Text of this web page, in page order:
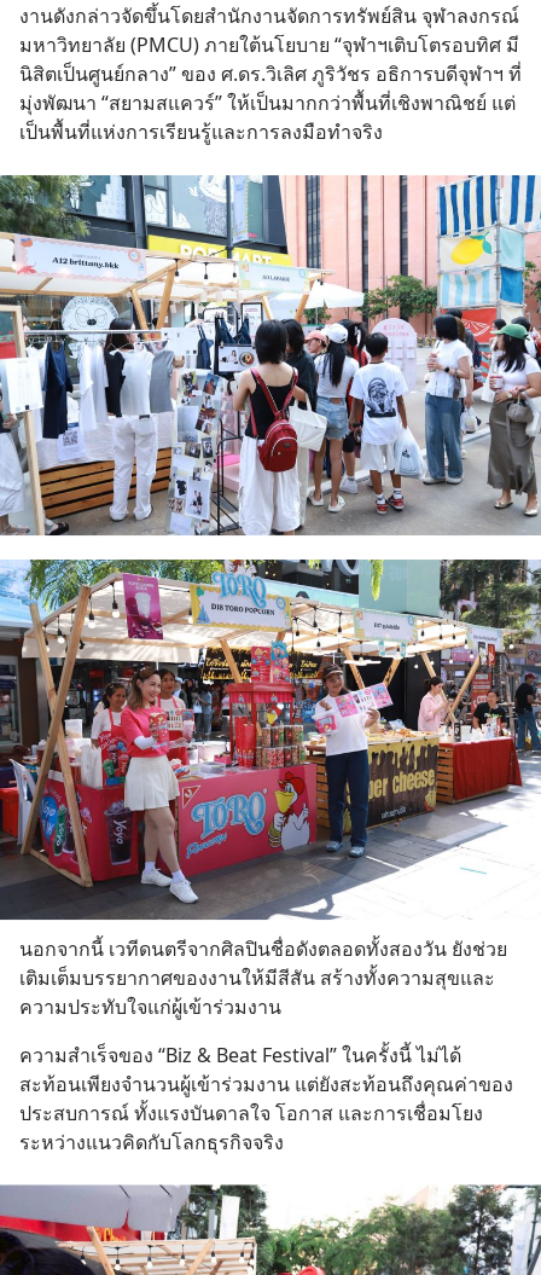
งานดังกล่าวจัดขึ้นโดยสำนักงานจัดการทรัพย์สิน จุฬาลงกรณ์
มหาวิทยาลัย (PMCU) ภายใต้นโยบาย “จุฬาฯเติบโตรอบทิศ มี
นิสิตเป็นศูนย์กลาง” ของ ศ.ดร.วิเลิศ ภูริวัชร อธิการบดีจุฬาฯ ที่
มุ่งพัฒนา “สยามสแควร์” ให้เป็นมากกว่าพื้นที่เชิงพาณิชย์ แต่
เป็นพื้นที่แห่งการเรียนรู้และการลงมือทำจริง
นอกจากนี้ เวทีดนตรีจากศิลปินชื่อดังตลอดทั้งสองวัน ยังช่วย
เติมเต็มบรรยากาศของงานให้มีสีสัน สร้างทั้งความสุขและ
ความประทับใจแก่ผู้เข้าร่วมงาน
ความสำเร็จของ “Biz & Beat Festival” ในครั้งนี้ ไม่ได้
สะท้อนเพียงจำนวนผู้เข้าร่วมงาน แต่ยังสะท้อนถึงคุณค่าของ
ประสบการณ์ ทั้งแรงบันดาลใจ โอกาส และการเชื่อมโยง
ระหว่างแนวคิดกับโลกธุรกิจจริง